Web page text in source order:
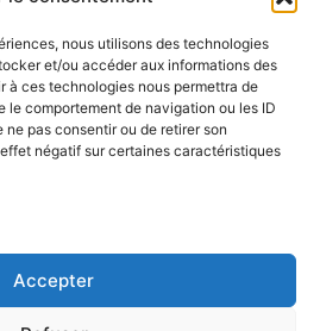
nous utilisons des technologies
et/ou accéder aux informations des
à ces technologies nous permettra de
le comportement de navigation ou les ID
pas consentir ou de retirer son
négatif sur certaines caractéristiques
Accepter
d’ouverture
au jeudi de 8h à 18h